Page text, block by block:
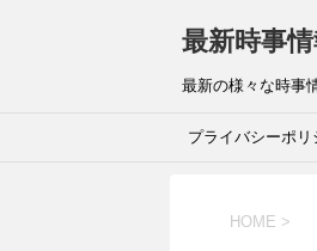
最新時事
最新の様々な時事
プライバシーポリ
HOME >